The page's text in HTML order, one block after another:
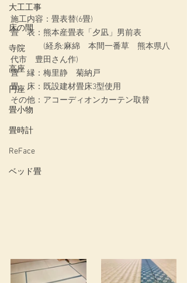
大工工事
床の間
寺院
高座
円座
畳小物
畳時計
ReFace
ベッド畳
施工内容： 畳表替(6畳)
畳　表：熊本産畳表「夕凪」男前表
(経糸:麻綿　本間一番草　熊本県八
代市　豊田さん作)
畳　縁：梅里静　菊納戸
畳　床：既設建材畳床3型使用
その他：アコーディオンカーテン取替